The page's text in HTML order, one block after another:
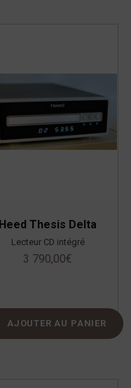
Heed Thesis Delta
Lecteur CD intégré
3 790,00€
AJOUTER AU PANIER